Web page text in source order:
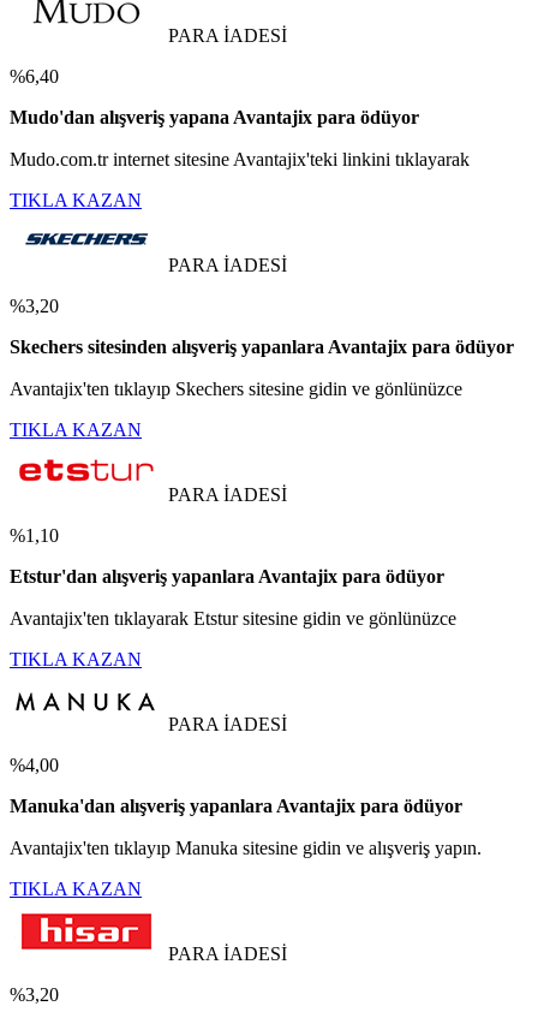
PARA İADESİ
%6,40
Mudo'dan alışveriş yapana Avantajix para ödüyor
Mudo.com.tr internet sitesine Avantajix'teki linkini tıklayarak
TIKLA KAZAN
PARA İADESİ
%3,20
Skechers sitesinden alışveriş yapanlara Avantajix para ödüyor
Avantajix'ten tıklayıp Skechers sitesine gidin ve gönlünüzce
TIKLA KAZAN
PARA İADESİ
%1,10
Etstur'dan alışveriş yapanlara Avantajix para ödüyor
Avantajix'ten tıklayarak Etstur sitesine gidin ve gönlünüzce
TIKLA KAZAN
PARA İADESİ
%4,00
Manuka'dan alışveriş yapanlara Avantajix para ödüyor
Avantajix'ten tıklayıp Manuka sitesine gidin ve alışveriş yapın.
TIKLA KAZAN
PARA İADESİ
%3,20